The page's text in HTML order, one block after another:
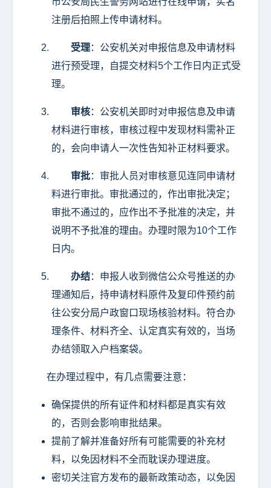
注册后拍照上传申请材料。
受理：公安机关对申报信息及申请材料
进行预受理，自提交材料5个工作日内正式受
理。
审核：公安机关即时对申报信息及申请
材料进行审核，审核过程中发现材料需补正
的，会向申请人一次性告知补正材料要求。
审批：审批人员对审核意见连同申请材
料进行审批。审批通过的，作出审批决定；
审批不通过的，应作出不予批准的决定，并
说明不予批准的理由。办理时限为10个工作
日内。
办结：申报人收到微信公众号推送的办
理通知后，持申请材料原件及复印件预约前
往公安分局户政窗口现场核验材料。符合办
理条件、材料齐全、认定真实有效的，当场
办结领取入户档案袋。
在办理过程中，有几点需要注意：
确保提供的所有证件和材料都是真实有效
的，否则会影响审批结果。
提前了解并准备好所有可能需要的补充材
料，以免因材料不全而耽误办理进度。
密切关注官方发布的最新政策动态，以免因